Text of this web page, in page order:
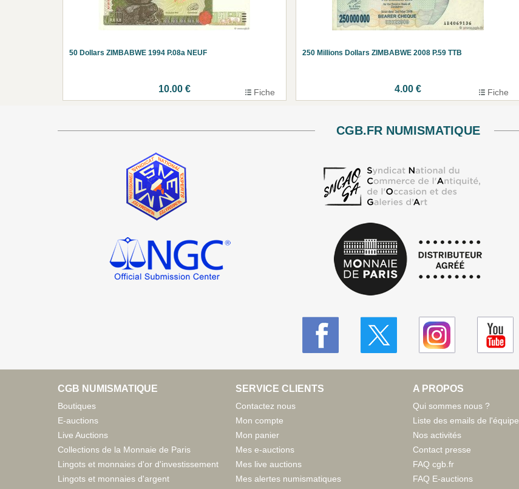
50 Dollars ZIMBABWE 1994 P.08a NEUF
10.00 € Fiche
250 Millions Dollars ZIMBABWE 2008 P.59 TTB
4.00 € Fiche
CGB.FR NUMISMATIQUE
CGB NUMISMATIQUE
Boutiques
E-auctions
Live Auctions
Collections de la Monnaie de Paris
Lingots et monnaies d'or d'investissement
Lingots et monnaies d'argent
SERVICE CLIENTS
Contactez nous
Mon compte
Mon panier
Mes e-auctions
Mes live auctions
Mes alertes numismatiques
A PROPOS
Qui sommes nous ?
Liste des emails de l'équipe
Nos activités
Contact presse
FAQ cgb.fr
FAQ E-auctions